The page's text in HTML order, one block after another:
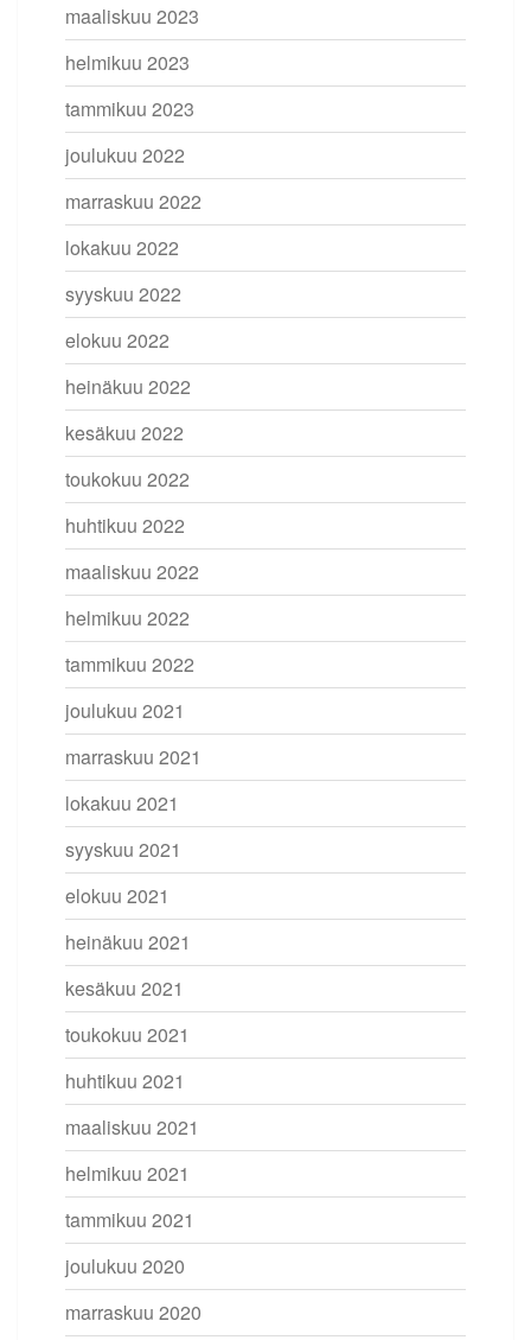
maaliskuu 2023
helmikuu 2023
tammikuu 2023
joulukuu 2022
marraskuu 2022
lokakuu 2022
syyskuu 2022
elokuu 2022
heinäkuu 2022
kesäkuu 2022
toukokuu 2022
huhtikuu 2022
maaliskuu 2022
helmikuu 2022
tammikuu 2022
joulukuu 2021
marraskuu 2021
lokakuu 2021
syyskuu 2021
elokuu 2021
heinäkuu 2021
kesäkuu 2021
toukokuu 2021
huhtikuu 2021
maaliskuu 2021
helmikuu 2021
tammikuu 2021
joulukuu 2020
marraskuu 2020